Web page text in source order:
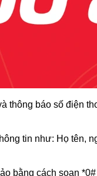
thông báo số điện
tin như: Họ tên,
bằng cách soạn